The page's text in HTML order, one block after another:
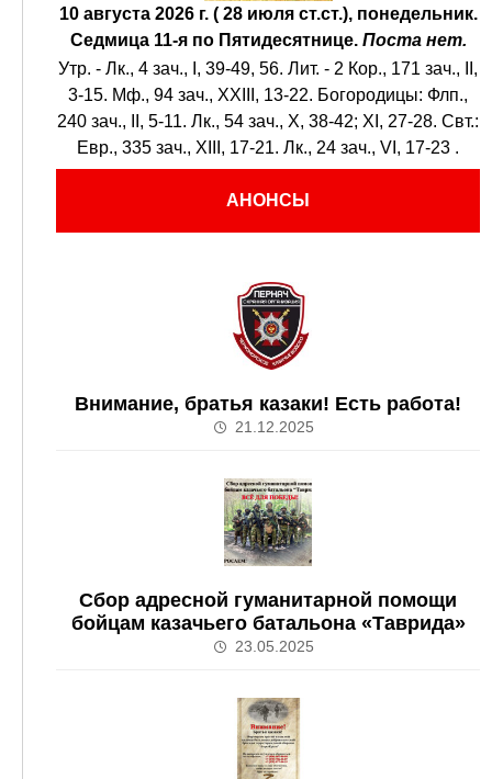
10 августа 2026 г. ( 28 июля ст.ст.), понедельник.
Седмица 11-я по Пятидесятнице. Поста нет.
Утр. - Лк., 4 зач., I, 39-49, 56. Лит. - 2 Кор., 171 зач., II,
3-15. Мф., 94 зач., XXIII, 13-22. Богородицы: Флп.,
240 зач., II, 5-11. Лк., 54 зач., X, 38-42; XI, 27-28. Свт.:
Евр., 335 зач., XIII, 17-21. Лк., 24 зач., VI, 17-23 .
АНОНСЫ
Внимание, братья казаки! Есть работа!
21.12.2025
Сбор адресной гуманитарной помощи
бойцам казачьего батальона «Таврида»
23.05.2025